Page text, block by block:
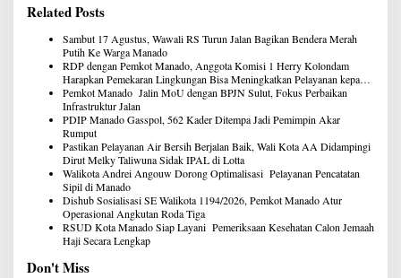
Related Posts
Sambut 17 Agustus, Wawali RS Turun Jalan Bagikan Bendera Merah
Putih Ke Warga Manado
RDP dengan Pemkot Manado, Anggota Komisi 1 Herry Kolondam
Harapkan Pemekaran Lingkungan Bisa Meningkatkan Pelayanan kepada
Masyarakat
Pemkot Manado Jalin MoU dengan BPJN Sulut, Fokus Perbaikan
Infrastruktur Jalan
PDIP Manado Gasspol, 562 Kader Ditempa Jadi Pemimpin Akar
Rumput
Pastikan Pelayanan Air Bersih Berjalan Baik, Wali Kota AA Didampingi
Dirut Melky Taliwuna Sidak IPAL di Lotta
Walikota Andrei Angouw Dorong Optimalisasi Pelayanan Pencatatan
Sipil di Manado
Dishub Sosialisasi SE Walikota 1194/2026, Pemkot Manado Atur
Operasional Angkutan Roda Tiga
RSUD Kota Manado Siap Layani Pemeriksaan Kesehatan Calon Jemaah
Haji Secara Lengkap
Don't Miss